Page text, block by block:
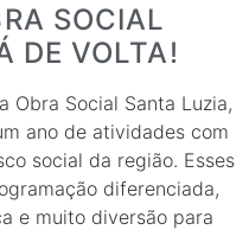
SOCIAL
DE VOLTA!
Obra Social Santa Luzia,
ano de atividades com
social da região. Esses
diferenciada,
e muito diversão para